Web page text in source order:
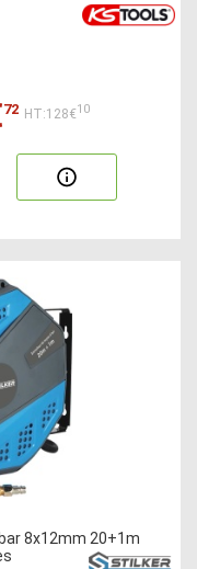
72 HT:128€10
8x12mm 20+1m